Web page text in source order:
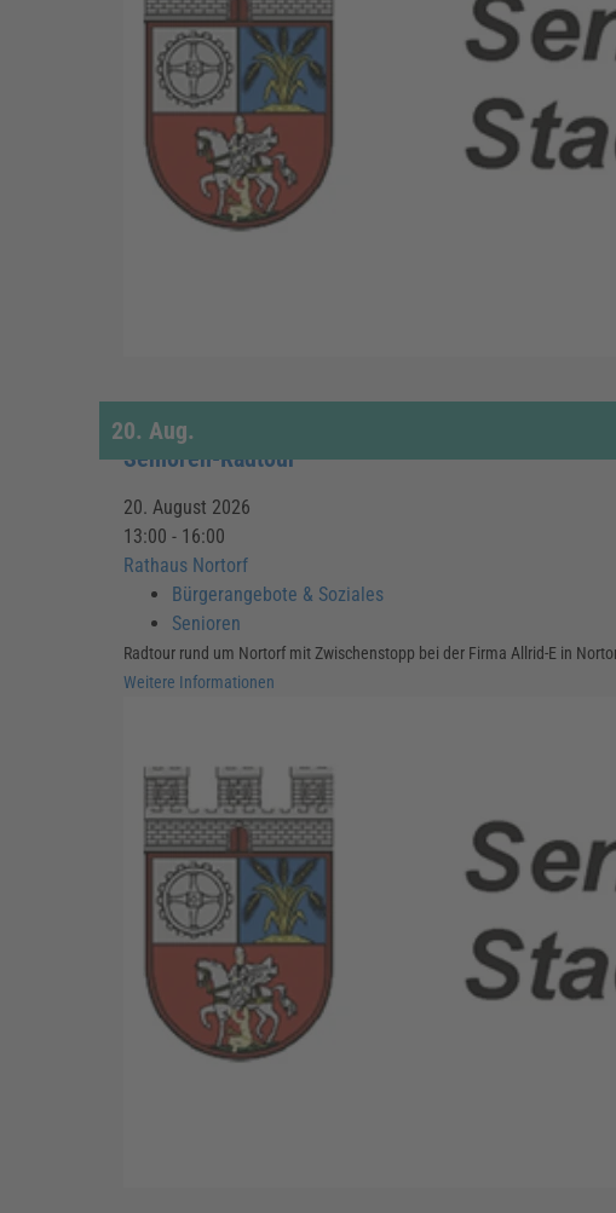
20. Aug.
Senioren-Radtour
20. August 2026
13:00 - 16:00
Rathaus Nortorf
Bürgerangebote & Soziales
Senioren
Radtour rund um Nortorf mit Zwischenstopp bei der Firma Allrid-E in
Weitere Informationen